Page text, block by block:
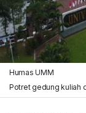
Humas UMM
Potret gedung kuliah